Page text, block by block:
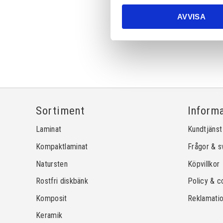
AVVISA
Sortiment
Laminat
Kompaktlaminat
Natursten
Rostfri diskbänk
Komposit
Keramik
Kundtjänst
Frågor &
Köpvillkor
Policy &